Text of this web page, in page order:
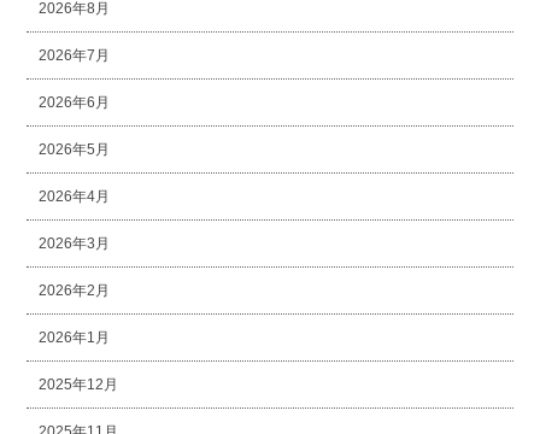
2026年8月
2026年7月
2026年6月
2026年5月
2026年4月
2026年3月
2026年2月
2026年1月
2025年12月